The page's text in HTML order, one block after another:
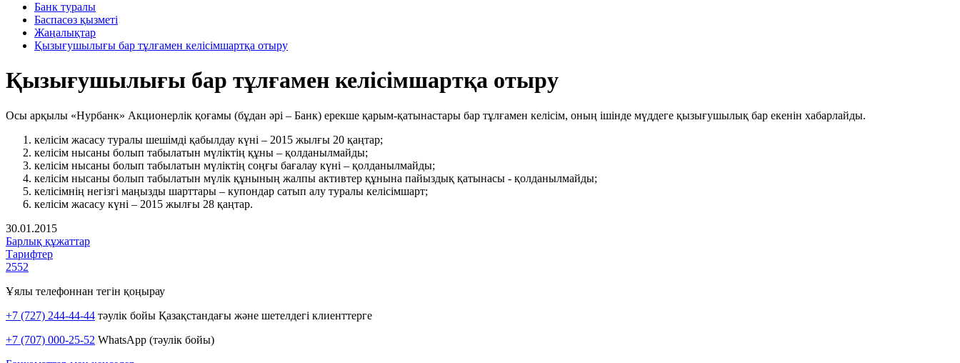
Банк туралы
Баспасөз қызметі
Жаңалықтар
Қызығушылығы бар тұлғамен келісімшартқа отыру
Қызығушылығы бар тұлғамен келісімшартқа отыру
Осы арқылы «Нурбанк» Акционерлік қоғамы (бұдан әрі – Банк) ерекше қарым-қатынастары бар тұлғамен келісім, оның ішінде мүддеге қызығушылық бар екенін хабарлайды.
келісім жасасу туралы шешімді қабылдау күні – 2015 жылғы 20 қаңтар;
келісім нысаны болып табылатын мүліктің құны – қолданылмайды;
келісім нысаны болып табылатын мүліктің соңғы бағалау күні – қолданылмайды;
келісім нысаны болып табылатын мүлік құнының жалпы активтер құнына пайыздық қатынасы - қолданылмайды;
келісімнің негізгі маңызды шарттары – купондар сатып алу туралы келісімшарт;
келісім жасасу күні – 2015 жылғы 28 қаңтар.
30.01.2015
Барлық құжаттар
Тарифтер
2552
Ұялы телефоннан тегін қоңырау
+7 (727) 244-44-44 тәулік бойы Қазақстандағы және шетелдегі клиенттерге
+7 (707) 000-25-52 WhatsApp (тәулік бойы)